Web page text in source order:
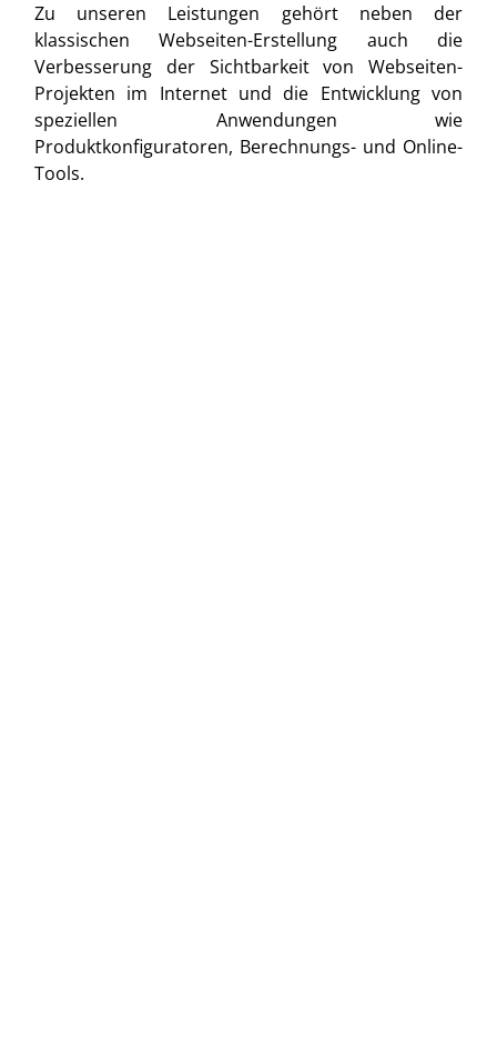
Zu unseren Leistungen gehört neben der
klassischen Webseiten-Erstellung auch die
Verbesserung der Sichtbarkeit von Webseiten-
Projekten im Internet und die Entwicklung von
speziellen Anwendungen wie
Produktkonfiguratoren, Berechnungs- und Online-
Tools.